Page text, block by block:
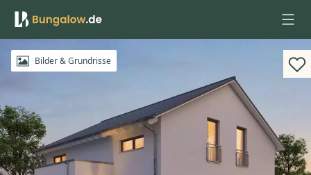
Anmelden
Bilder & Grundrisse